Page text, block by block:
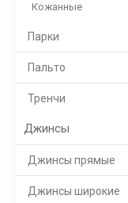
Кожанные
Парки
Пальто
Тренчи
Джинсы
Джинсы прямые
Джинсы широкие